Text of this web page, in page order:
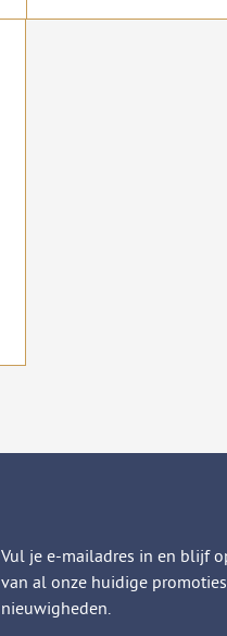
Vul je e-mailadres in en blijf
van al onze huidige
nieuwigheden.